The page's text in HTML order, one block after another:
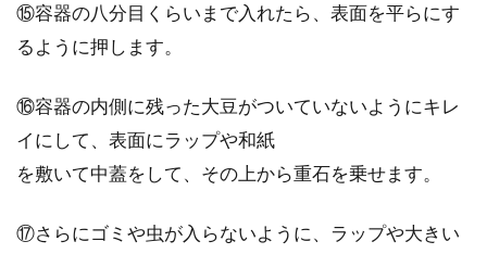
⑮容器の八分目くらいまで入れたら、表面を平らにす
るように押します。
⑯容器の内側に残った大豆がついていないようにキレ
イにして、表面にラップや和紙
を敷いて中蓋をして、その上から重石を乗せます。
⑰さらにゴミや虫が入らないように、ラップや大きい